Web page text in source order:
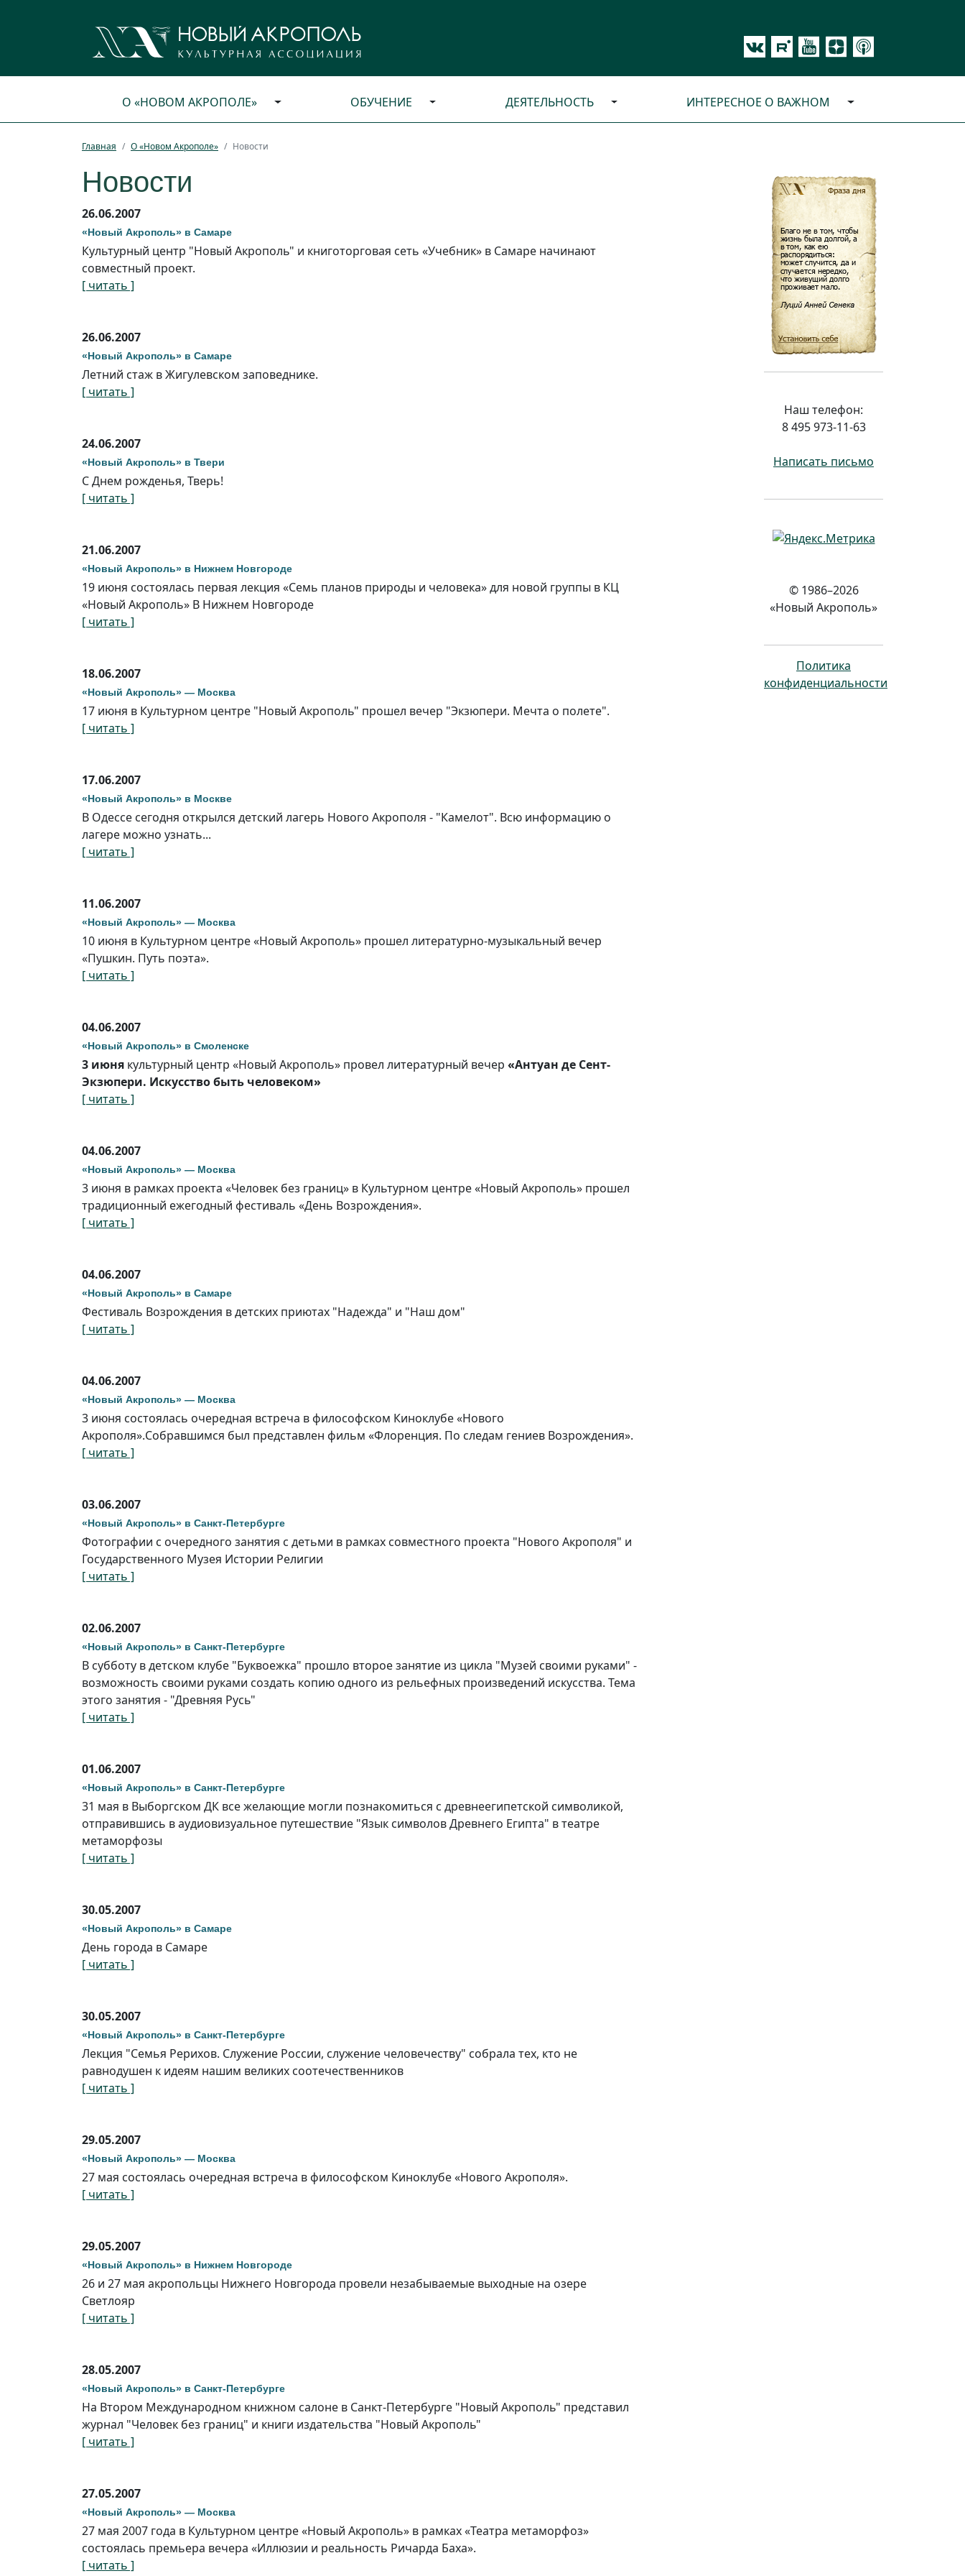
О «НОВОМ АКРОПОЛЕ» ОБУЧЕНИЕ ДЕЯТЕЛЬНОСТЬ ИНТЕРЕСНОЕ О ВАЖНОМ
Главная О «Новом Акрополе» Новости
Новости
26.06.2007
«Новый Акрополь» в Самаре
Культурный центр "Новый Акрополь" и книготорговая сеть «Учебник» в Самаре начинают
совместный проект.
[ читать ]
26.06.2007
«Новый Акрополь» в Самаре
Летний стаж в Жигулевском заповеднике.
[ читать ]
24.06.2007
«Новый Акрополь» в Твери
С Днем рожденья, Тверь!
[ читать ]
21.06.2007
«Новый Акрополь» в Нижнем Новгороде
19 июня состоялась первая лекция «Семь планов природы и человека» для новой группы в КЦ
«Новый Акрополь» В Нижнем Новгороде
[ читать ]
18.06.2007
«Новый Акрополь» — Москва
17 июня в Культурном центре "Новый Акрополь" прошел вечер "Экзюпери. Мечта о полете".
[ читать ]
17.06.2007
«Новый Акрополь» в Москве
В Одессе сегодня открылся детский лагерь Нового Акрополя - "Камелот". Всю информацию о
лагере можно узнать...
[ читать ]
11.06.2007
«Новый Акрополь» — Москва
10 июня в Культурном центре «Новый Акрополь» прошел литературно-музыкальный вечер
«Пушкин. Путь поэта».
[ читать ]
04.06.2007
«Новый Акрополь» в Смоленске
3 июня культурный центр «Новый Акрополь» провел литературный вечер «Антуан де Сент-
Экзюпери. Искусство быть человеком»
[ читать ]
04.06.2007
«Новый Акрополь» — Москва
3 июня в рамках проекта «Человек без границ» в Культурном центре «Новый Акрополь» прошел
традиционный ежегодный фестиваль «День Возрождения».
[ читать ]
04.06.2007
«Новый Акрополь» в Самаре
Фестиваль Возрождения в детских приютах "Надежда" и "Наш дом"
[ читать ]
04.06.2007
«Новый Акрополь» — Москва
3 июня состоялась очередная встреча в философском Киноклубе «Нового
Акрополя».Cобравшимся был представлен фильм «Флоренция. По следам гениев Возрождения».
[ читать ]
03.06.2007
«Новый Акрополь» в Санкт-Петербурге
Фотографии с очередного занятия с детьми в рамках совместного проекта "Нового Акрополя" и
Государственного Музея Истории Религии
[ читать ]
02.06.2007
«Новый Акрополь» в Санкт-Петербурге
В субботу в детском клубе "Буквоежка" прошло второе занятие из цикла "Музей своими руками" -
возможность своими руками создать копию одного из рельефных произведений искусства. Тема
этого занятия - "Древняя Русь"
[ читать ]
01.06.2007
«Новый Акрополь» в Санкт-Петербурге
31 мая в Выборгском ДК все желающие могли познакомиться с древнеегипетской символикой,
отправившись в аудиовизуальное путешествие "Язык символов Древнего Египта" в театре
метаморфозы
[ читать ]
30.05.2007
«Новый Акрополь» в Самаре
День города в Самаре
[ читать ]
30.05.2007
«Новый Акрополь» в Санкт-Петербурге
Лекция "Семья Рерихов. Служение России, служение человечеству" собрала тех, кто не
равнодушен к идеям нашим великих соотечественников
[ читать ]
29.05.2007
«Новый Акрополь» — Москва
27 мая состоялась очередная встреча в философском Киноклубе «Нового Акрополя».
[ читать ]
29.05.2007
«Новый Акрополь» в Нижнем Новгороде
26 и 27 мая акропольцы Нижнего Новгорода провели незабываемые выходные на озере
Светлояр
[ читать ]
28.05.2007
«Новый Акрополь» в Санкт-Петербурге
На Втором Международном книжном салоне в Санкт-Петербурге "Новый Акрополь" представил
журнал "Человек без границ" и книги издательства "Новый Акрополь"
[ читать ]
27.05.2007
«Новый Акрополь» — Москва
27 мая 2007 года в Культурном центре «Новый Акрополь» в рамках «Театра метаморфоз»
состоялась премьера вечера «Иллюзии и реальность Ричарда Баха».
[ читать ]
Наш телефон:
8 495 973-11-63
Написать письмо
© 1986–2026
«Новый Акрополь»
Политика
конфиденциальности